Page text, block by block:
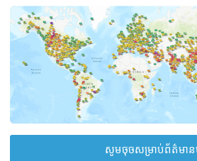
សូមចុចសម្រាប់ព័ត៌មាន